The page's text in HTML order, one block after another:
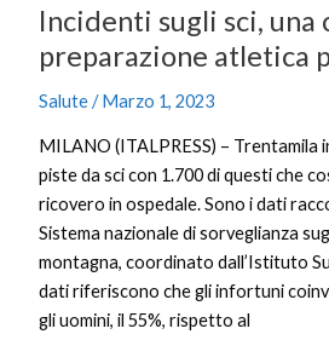
Incidenti sugli sci,
preparazione atletica
Salute/Marzo 1, 2023
MILANO (ITALPRESS) – Trentamila
piste da sci con 1.700 di questi che
ricovero in ospedale. Sono i dati
Sistema nazionale di sorveglianza
montagna, coordinato dall’Istituto
dati riferiscono che gli infortuni
gli uomini, il 55%, rispetto al